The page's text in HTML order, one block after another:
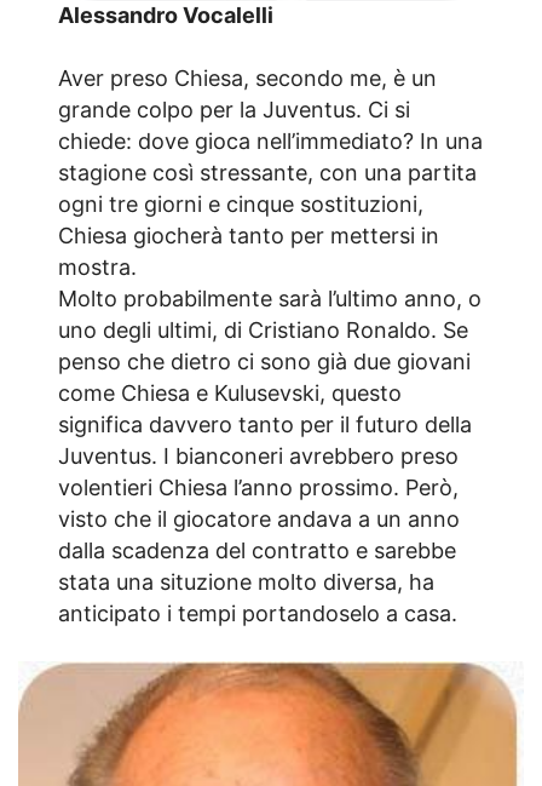
Alessandro Vocalelli
Aver preso Chiesa, secondo me, è un
grande colpo per la Juventus. Ci si
chiede: dove gioca nell’immediato? In una
stagione così stressante, con una partita
ogni tre giorni e cinque sostituzioni,
Chiesa giocherà tanto per mettersi in
mostra.
Molto probabilmente sarà l’ultimo anno, o
uno degli ultimi, di Cristiano Ronaldo. Se
penso che dietro ci sono già due giovani
come Chiesa e Kulusevski, questo
significa davvero tanto per il futuro della
Juventus. I bianconeri avrebbero preso
volentieri Chiesa l’anno prossimo. Però,
visto che il giocatore andava a un anno
dalla scadenza del contratto e sarebbe
stata una situzione molto diversa, ha
anticipato i tempi portandoselo a casa.